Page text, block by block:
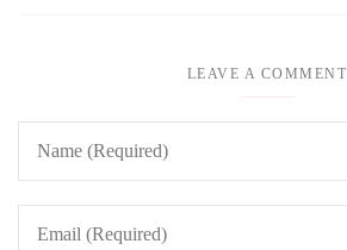
LEAVE A COMMENT